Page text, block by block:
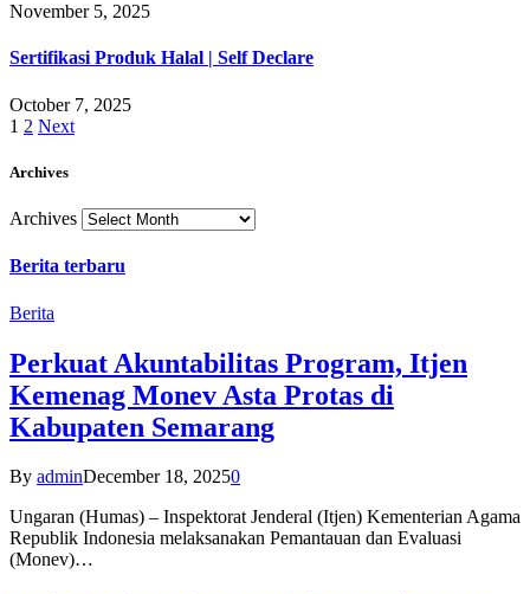
November 5, 2025
Sertifikasi Produk Halal | Self Declare
October 7, 2025
1 2 Next
Archives
Archives
Berita terbaru
Berita
Perkuat Akuntabilitas Program, Itjen
Kemenag Monev Asta Protas di
Kabupaten Semarang
By adminDecember 18, 20250
Ungaran (Humas) – Inspektorat Jenderal (Itjen) Kementerian Agama
Republik Indonesia melaksanakan Pemantauan dan Evaluasi
(Monev)…